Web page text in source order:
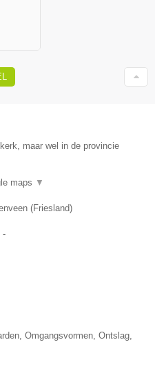
maar wel in de provincie
maps ▼
(Friesland)
-
Omgangsvormen, Ontslag,